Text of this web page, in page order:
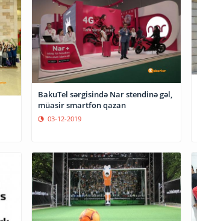
BakuTel sərgisində Nar stendinə gəl,
müasir smartfon qazan
03-12-2019